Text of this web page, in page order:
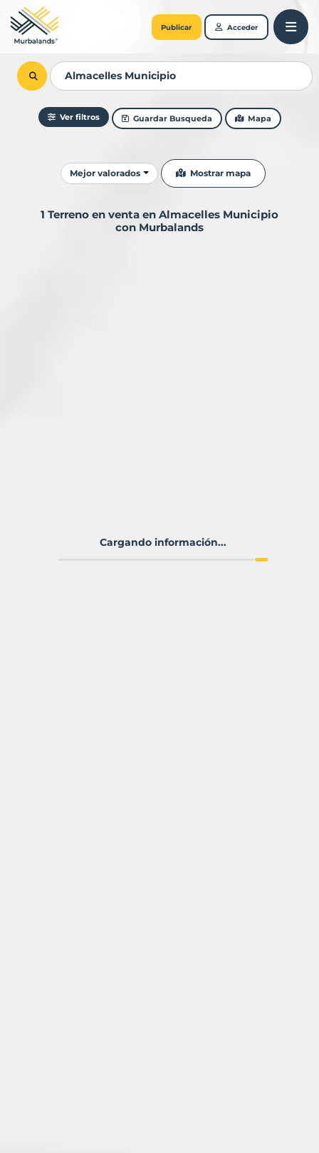
Publicar Acceder
Ver filtros Guardar Busqueda Mapa
Ordenar resultados
Mejor valorados Mostrar mapa
1 Terreno en venta en Almacelles Municipio
con Murbalands
Cargando información...